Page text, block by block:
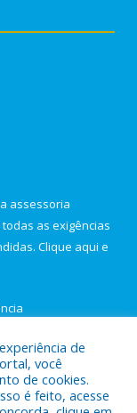
assessoria
as exigências
Clique aqui e
de Igarapé-
de
você
de cookies.
é feito, acesse